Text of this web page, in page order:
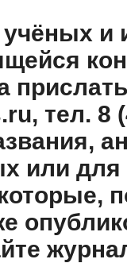
и
тел. 8
или для